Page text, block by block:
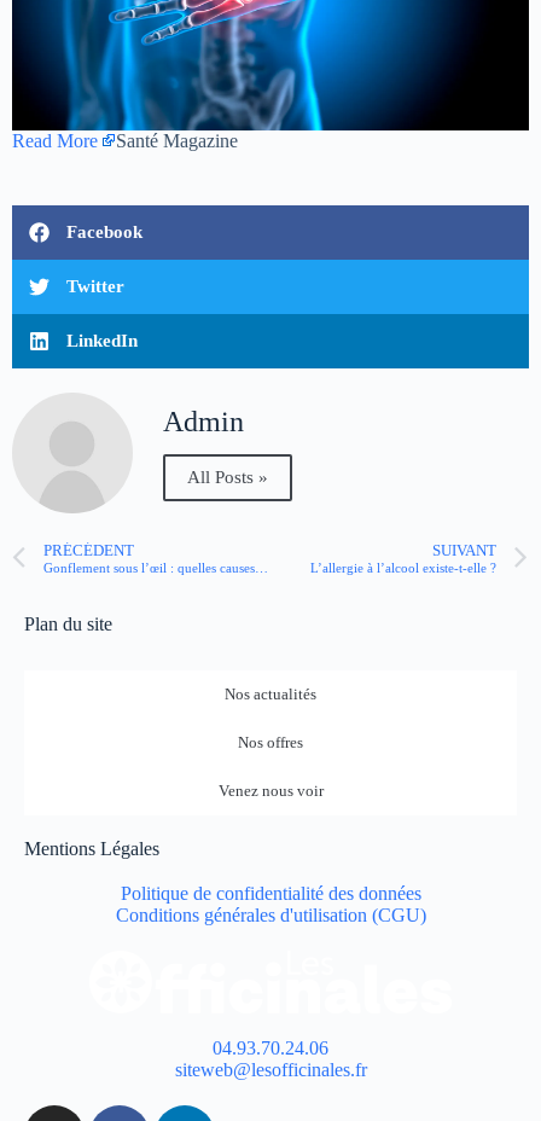
Read More Santé Magazine
Facebook
Twitter
LinkedIn
Admin
All Posts »
PRÉCÉDENT SUIVANT
L’allergie à l’alcool existe-t-elle ?
Plan du site
Nos actualités
Nos offres
Venez nous voir
Mentions Légales
Politique de confidentialité des données
Conditions générales d'utilisation (CGU)
04.93.70.24.06
siteweb@lesofficinales.fr